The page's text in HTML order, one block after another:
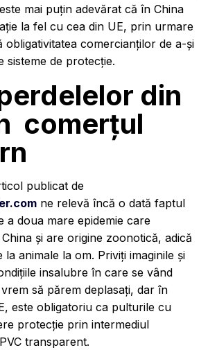
mai puțin adevărat că în China
la fel cu cea din UE, prin urmare
obligativitatea comercianților de a-și
sisteme de protecție.
din
comerțul
publicat de
ne relevă încă o dată faptul
a doua mare epidemie care
și are origine zoonotică, adică
la animale la om. Priviți imaginile și
insalubre în care se vând
să părem deplasați, dar în
este obligatoriu ca pulturile cu
protecție prin intermediul
transparent.